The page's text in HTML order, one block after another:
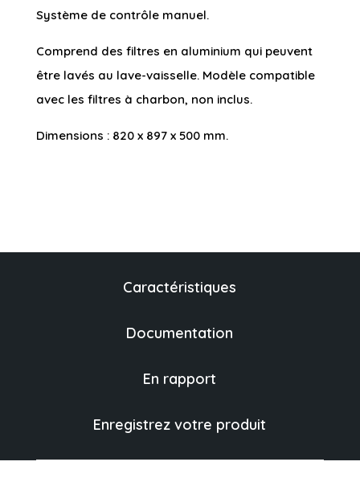
Système de contrôle manuel.
Comprend des filtres en aluminium qui peuvent
être lavés au lave-vaisselle. Modèle compatible
avec les filtres à charbon, non inclus.
Dimensions : 820 x 897 x 500 mm.
Caractéristiques
Documentation
En rapport
Enregistrez votre produit